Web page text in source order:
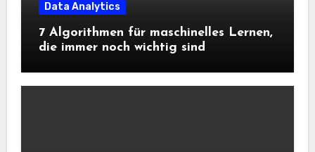
Data Analytics
7 Algorithmen für maschinelles Lernen,
die immer noch wichtig sind